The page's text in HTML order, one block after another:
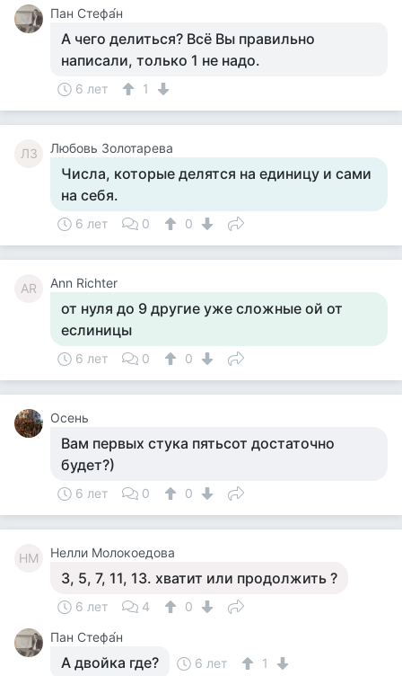
Пан Стефа́н
А чего делиться? Всё Вы правильно
написали, только 1 не надо.
6 лет 1
ЛЗ Любовь Золотарева
Числа, которые делятся на единицу и сами
на себя.
6 лет 0 0
AR Ann Richter
от нуля до 9 другие уже сложные ой от
еслиницы
6 лет 0 0
Осень
Вам первых стука пятьсот достаточно
будет?)
6 лет 0 0
НМ Нелли Молокоедова
3, 5, 7, 11, 13. хватит или продолжить ?
6 лет 4
0
Пан Стефа́н
А двойка где? 6 лет 1